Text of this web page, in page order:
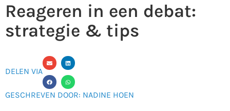
Reageren in een debat:
strategie & tips
DELEN VIA
GESCHREVEN DOOR: NADINE HOEN